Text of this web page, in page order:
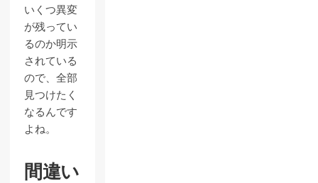
いくつ異変
が残ってい
るのか明示
されている
ので、全部
見つけたく
なるんです
よね。
間違い